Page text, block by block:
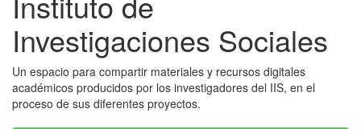
Investigaciones Sociales
Un espacio para compartir materiales y recursos digitales
académicos producidos por los investigadores del IIS, en el
proceso de sus diferentes proyectos.